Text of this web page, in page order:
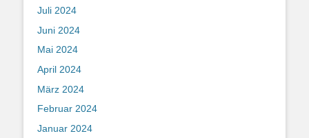
Juli 2024
Juni 2024
Mai 2024
April 2024
März 2024
Februar 2024
Januar 2024